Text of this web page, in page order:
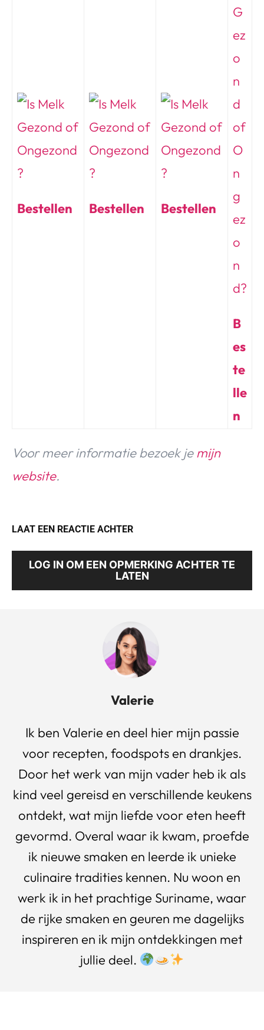
Bestellen Bestellen Bestellen
B
es
te
lle
n
Voor meer informatie bezoek jemijn
website.
LAAT EEN REACTIE ACHTER
LOG IN OM EEN OPMERKING ACHTER TE
LATEN
Valerie
Ik ben Valerie en deel hier mijn passie
voor recepten, foodspots en drankjes.
Door het werk van mijn vader heb ik als
kind veel gereisd en verschillende keukens
ontdekt, wat mijn liefde voor eten heeft
gevormd. Overal waar ik kwam, proefde
ik nieuwe smaken en leerde ik unieke
culinaire tradities kennen. Nu woon en
werk ik in het prachtige Suriname, waar
de rijke smaken en geuren me dagelijks
inspireren en ik mijn ontdekkingen met
jullie deel.